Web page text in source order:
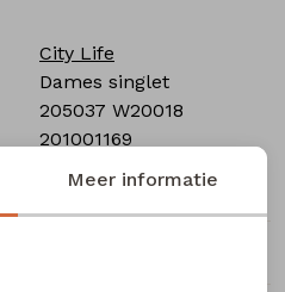
City Life
Dames singlet
205037 W20018
201001169
Aubergine
Meer informatie